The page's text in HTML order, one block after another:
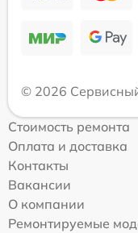
© 2026
Стоимость ремонта
Оплата и доставка
Контакты
Вакансии
О компании
Ремонтируемые